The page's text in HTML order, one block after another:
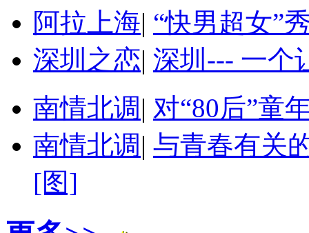
阿拉上海| “快男超女”
深圳之恋| 深圳--- 一个
南情北调 | 对“80后”童
南情北调 | 与青春有关
[图]